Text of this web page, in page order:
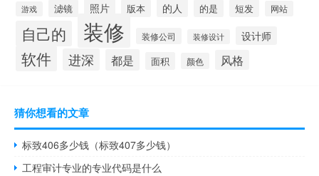
游戏 滤镜 照片 版本 的人 的是 短发 网站
自己的 装修 装修公司 装修设计 设计师
软件 进深 都是 面积 颜色 风格
猜你想看的文章
标致406多少钱（标致407多少钱）
工程审计专业的专业代码是什么